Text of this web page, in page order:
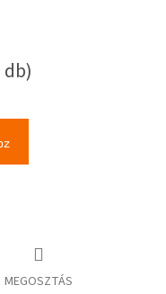
db)
MEGOSZTÁS